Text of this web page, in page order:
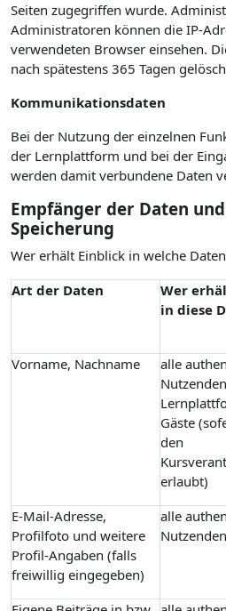
Seiten zugegriffen wurde.
Administratoren können die IP-
verwendeten Browser einsehen.
nach spätestens 365 Tagen
Kommunikationsdaten
Bei der Nutzung der einzelnen
der Lernplattform und bei der
werden damit verbundene Daten
Empfänger der Daten
Speicherung
Wer erhält Einblick in welche
Art der Daten
Wer
in diese
Vorname, Nachname
alle
Gäste
den
erlaubt)
E-Mail-Adresse,
Profilfoto und weitere
Profil-Angaben (falls
freiwillig eingegeben)
alle